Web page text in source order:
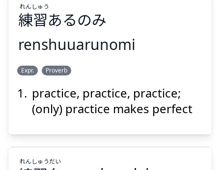
Suspend
あるのみ
Show answer
Suspend
練習あるのみ
れん しゅう
renshuuarunomi
Expr. Proverb
practice, practice, practice;
(only) practice makes perfect
れん しゅうだい